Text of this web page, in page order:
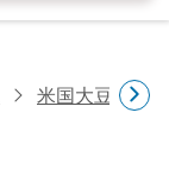
米国大豆タン